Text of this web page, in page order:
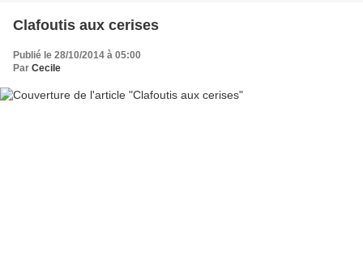
Clafoutis aux cerises
Publié le 28/10/2014 à 05:00
Par Cecile